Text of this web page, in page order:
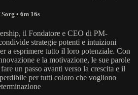
• 6m 16s
il Fondatore e CEO di PM-
strategie potenti e intuizioni
a esprimere tutto il loro potenziale. Con
e la motivazione, le sue parole
un passo avanti verso la crescita e il
per tutti coloro che vogliono